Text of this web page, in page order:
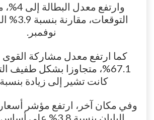
وارتفع
نوفمبر.
كما ارتفع معدل مشاركة القوى
67.1%، متجاوزا بشكل طفيف
كانت تشير إلى زيادة بنسبة 67%.
وفي مكان آخر، ارتفع مؤشر
اليابان بنسبة 3.8%